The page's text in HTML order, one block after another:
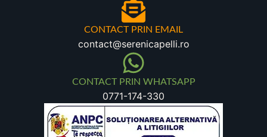
CONTACT PRIN EMAIL
contact@serenicapelli.ro
CONTACT PRIN WHATSAPP
0771-174-330